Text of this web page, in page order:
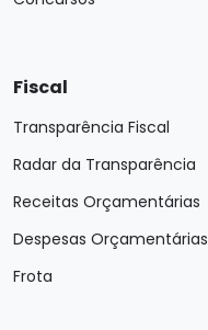
Fiscal
Transparência Fiscal
Radar da Transparência
Receitas Orçamentárias
Despesas Orçamentárias
Frota